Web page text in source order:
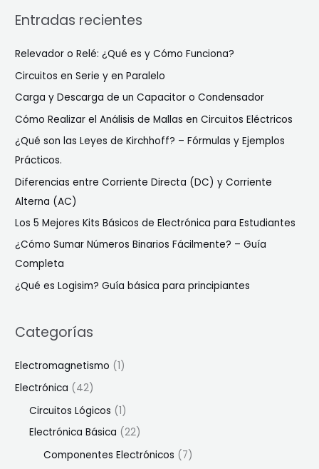
Entradas recientes
Relevador o Relé: ¿Qué es y Cómo Funciona?
Circuitos en Serie y en Paralelo
Carga y Descarga de un Capacitor o Condensador
Cómo Realizar el Análisis de Mallas en Circuitos Eléctricos
¿Qué son las Leyes de Kirchhoff? – Fórmulas y Ejemplos
Prácticos.
Diferencias entre Corriente Directa (DC) y Corriente
Alterna (AC)
Los 5 Mejores Kits Básicos de Electrónica para Estudiantes
¿Cómo Sumar Números Binarios Fácilmente? – Guía
Completa
¿Qué es Logisim? Guía básica para principiantes
Categorías
Electromagnetismo (1)
Electrónica (42)
Circuitos Lógicos (1)
Electrónica Básica (22)
Componentes Electrónicos (7)